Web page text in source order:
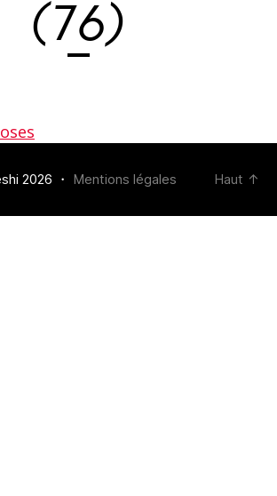
(76)
2026 ・ Mentions légales Haut ↑